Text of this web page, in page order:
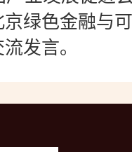
京绿色金融与
发言。